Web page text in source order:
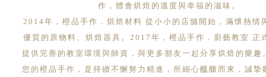
作，體會烘焙的溫度與幸福的滋味。
2014年，橙品手作．烘焙材料 從小小的店舖開始，滿懷熱情
優質的原物料、烘焙器具。2017年，橙品手作．廚藝教室 正
提供完善的教室環境與師資，與更多朋友一起分享烘焙的樂趣
您的橙品手作，是持續不懈努力精進，所細心醞釀而來，誠摯